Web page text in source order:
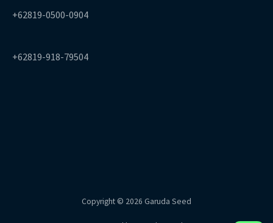
+62819-0500-0904
+62819-918-79504
Copyright © 2026 Garuda Seed